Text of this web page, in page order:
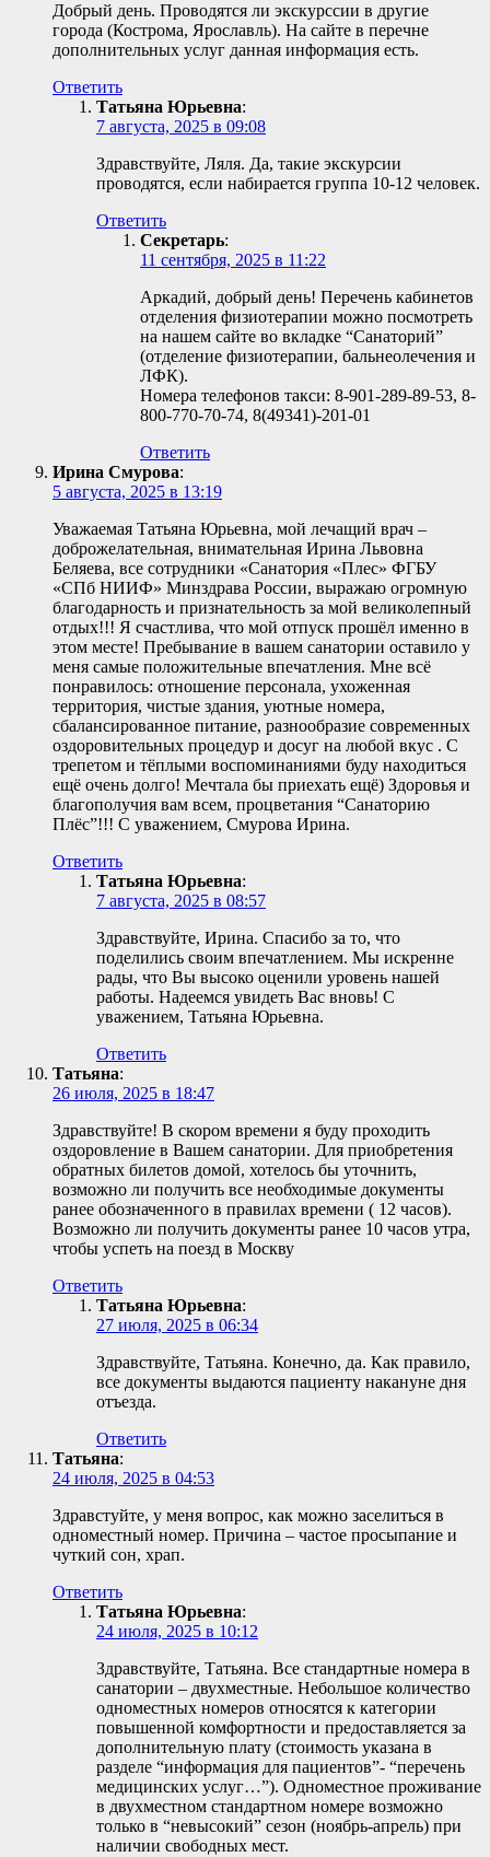
Добрый день. Проводятся ли экскурссии в другие
города (Кострома, Ярославль). На сайте в перечне
дополнительных услуг данная информация есть.
Ответить
Татьяна Юрьевна:
7 августа, 2025 в 09:08
Здравствуйте, Ляля. Да, такие экскурсии
проводятся, если набирается группа 10-12 человек.
Ответить
Секретарь:
11 сентября, 2025 в 11:22
Аркадий, добрый день! Перечень кабинетов
отделения физиотерапии можно посмотреть
на нашем сайте во вкладке “Санаторий”
(отделение физиотерапии, бальнеолечения и
ЛФК).
Номера телефонов такси: 8-901-289-89-53, 8-
800-770-70-74, 8(49341)-201-01
Ответить
Ирина Смурова:
5 августа, 2025 в 13:19
Уважаемая Татьяна Юрьевна, мой лечащий врач –
доброжелательная, внимательная Ирина Львовна
Беляева, все сотрудники «Санатория «Плес» ФГБУ
«СПб НИИФ» Минздрава России, выражаю огромную
благодарность и признательность за мой великолепный
отдых!!! Я счастлива, что мой отпуск прошёл именно в
этом месте! Пребывание в вашем санатории оставило у
меня самые положительные впечатления. Мне всё
понравилось: отношение персонала, ухоженная
территория, чистые здания, уютные номера,
сбалансированное питание, разнообразие современных
оздоровительных процедур и досуг на любой вкус . С
трепетом и тёплыми воспоминаниями буду находиться
ещё очень долго! Мечтала бы приехать ещё) Здоровья и
благополучия вам всем, процветания “Санаторию
Плёс”!!! С уважением, Смурова Ирина.
Ответить
Татьяна Юрьевна:
7 августа, 2025 в 08:57
Здравствуйте, Ирина. Спасибо за то, что
поделились своим впечатлением. Мы искренне
рады, что Вы высоко оценили уровень нашей
работы. Надеемся увидеть Вас вновь! С
уважением, Татьяна Юрьевна.
Ответить
Татьяна:
26 июля, 2025 в 18:47
Здравствуйте! В скором времени я буду проходить
оздоровление в Вашем санатории. Для приобретения
обратных билетов домой, хотелось бы уточнить,
возможно ли получить все необходимые документы
ранее обозначенного в правилах времени ( 12 часов).
Возможно ли получить документы ранее 10 часов утра,
чтобы успеть на поезд в Москву
Ответить
Татьяна Юрьевна:
27 июля, 2025 в 06:34
Здравствуйте, Татьяна. Конечно, да. Как правило,
все документы выдаются пациенту накануне дня
отъезда.
Ответить
Татьяна:
24 июля, 2025 в 04:53
Здравстуйте, у меня вопрос, как можно заселиться в
одноместный номер. Причина – частое просыпание и
чуткий сон, храп.
Ответить
Татьяна Юрьевна:
24 июля, 2025 в 10:12
Здравствуйте, Татьяна. Все стандартные номера в
санатории – двухместные. Небольшое количество
одноместных номеров относятся к категории
повышенной комфортности и предоставляется за
дополнительную плату (стоимость указана в
разделе “информация для пациентов”- “перечень
медицинских услуг…”). Одноместное проживание
в двухместном стандартном номере возможно
только в “невысокий” сезон (ноябрь-апрель) при
наличии свободных мест.